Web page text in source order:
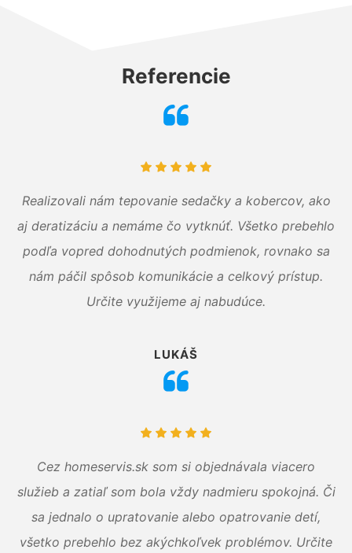
Referencie
Realizovali nám tepovanie sedačky a kobercov, ako
aj deratizáciu a nemáme čo vytknúť. Všetko prebehlo
podľa vopred dohodnutých podmienok, rovnako sa
nám páčil spôsob komunikácie a celkový prístup.
Určite využijeme aj nabudúce.
LUKÁŠ
Cez homeservis.sk som si objednávala viacero
služieb a zatiaľ som bola vždy nadmieru spokojná. Či
sa jednalo o upratovanie alebo opatrovanie detí,
všetko prebehlo bez akýchkoľvek problémov. Určite